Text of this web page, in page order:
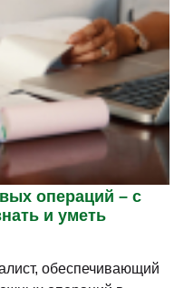
операций – с
и уметь
обеспечивающий